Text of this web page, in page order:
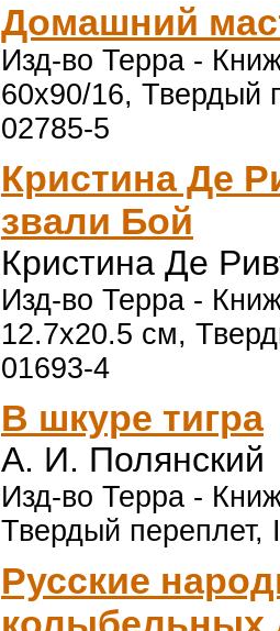
Домашний
Изд-во Терра -
60x90/16, Твердый
02785-5
Кристина Де
звали Бой
Кристина Де
Изд-во Терра -
12.7x20.5 см,
01693-4
В шкуре тигра
А. И. Полянский
Изд-во Терра -
Твердый переплет,
Русские